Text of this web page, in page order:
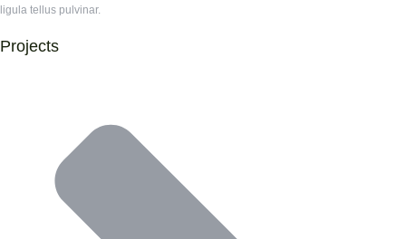
ligula tellus pulvinar.
Projects